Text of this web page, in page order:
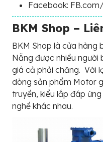
Facebook:
BKM Shop –
BKM Shop là cửa
Nẵng được nhiều người
giá cả phải chăng. Với
dòng sản phẩm Motor
truyền, kiểu lắp đáp
nghề khác nhau.